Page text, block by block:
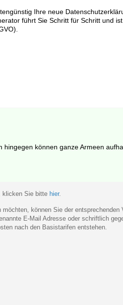
Ihre neue
führt Sie Schritt für Schritt und
können ganze Armeen
klicken Sie bitte hier.
können Sie der entsprechenden
E-Mail Adresse oder schriftlich
nach den Basistarifen entstehen.